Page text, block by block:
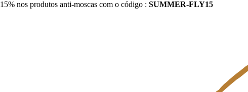
15% nos produtos anti-moscas com o código : SUMMER-FLY15